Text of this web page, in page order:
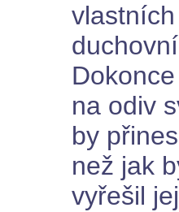
na odiv
by
než jak
vyřešil